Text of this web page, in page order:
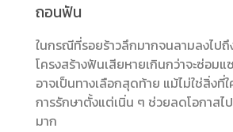
ถอนฟัน
ในกรณีที่รอยร้าวลึกมากจนลามลงไป
โครงสร้างฟันเสียหายเกินกว่าจะซ่อม
อาจเป็นทางเลือกสุดท้าย แม้ไม่ใช่สิ่งที่
การรักษาตั้งแต่เนิ่น ๆ ช่วยลดโอกาสไ
มาก